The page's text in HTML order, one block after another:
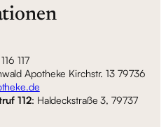
117
Apotheke Kirchstr. 13 79736
112: Haldeckstraße 3, 79737